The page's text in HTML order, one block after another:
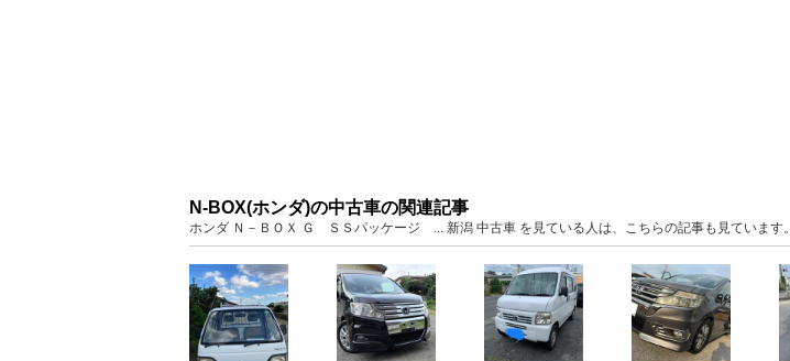
N-BOX(ホンダ)の中古車の関連記事
ホンダ Ｎ－ＢＯＸ Ｇ ＳＳパッケージ ... 新潟 中古車 を見ている人は、こちらの記事も見ています。